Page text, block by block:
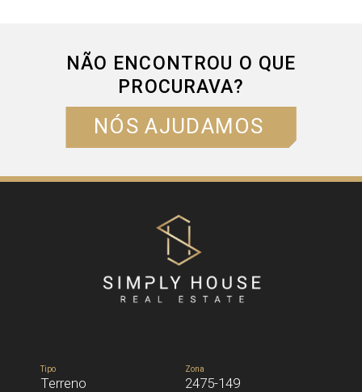
NÃO ENCONTROU O QUE
PROCURAVA?
NÓS AJUDAMOS
Tipo
Terreno
Zona
2475-149